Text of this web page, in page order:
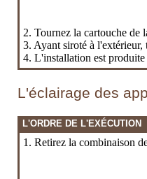
2. Tournez la cartouche de
3. Ayant siroté à l'extérieur,
4. L'installation est
L'éclairage des
L'ORDRE DE L'EXÉCUTION
1. Retirez la combinaison